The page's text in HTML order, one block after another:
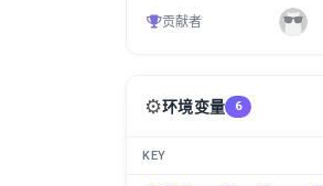
贡献者
⚙️环境变量 6
KEY